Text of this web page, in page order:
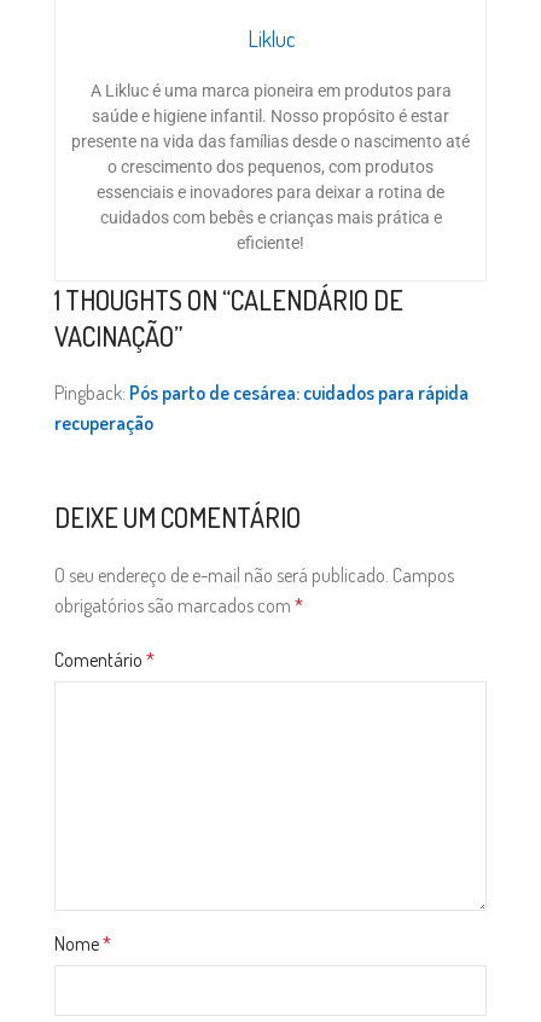
Likluc
A Likluc é uma marca pioneira em produtos para
saúde e higiene infantil. Nosso propósito é estar
presente na vida das famílias desde o nascimento até
o crescimento dos pequenos, com produtos
essenciais e inovadores para deixar a rotina de
cuidados com bebês e crianças mais prática e
eficiente!
1 THOUGHTS ON “CALENDÁRIO DE
VACINAÇÃO”
Pingback: Pós parto de cesárea: cuidados para rápida
recuperação
DEIXE UM COMENTÁRIO
O seu endereço de e-mail não será publicado. Campos
obrigatórios são marcados com *
Comentário *
Nome*